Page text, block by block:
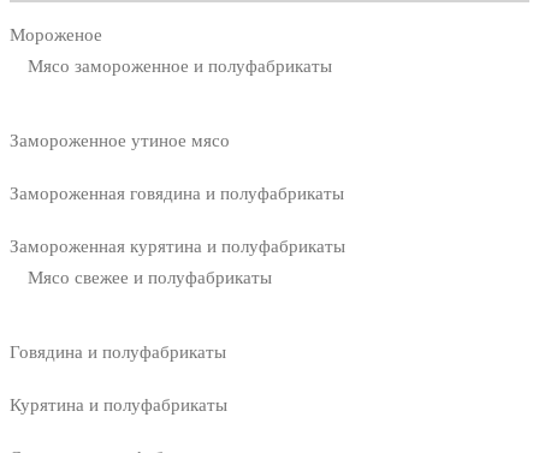
Мороженое
Мясо замороженное и полуфабрикаты
Замороженное утиное мясо
Замороженная говядина и полуфабрикаты
Замороженная курятина и полуфабрикаты
Мясо свежее и полуфабрикаты
Говядина и полуфабрикаты
Курятина и полуфабрикаты